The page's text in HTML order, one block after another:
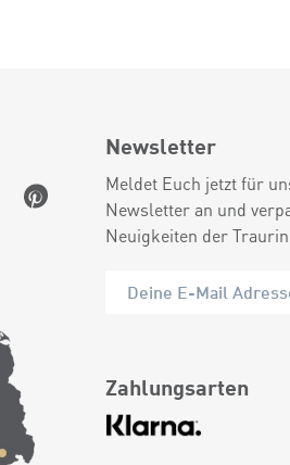
Newsletter
Meldet Euch jetzt für
Newsletter an und
Neuigkeiten der
Zahlungsarten